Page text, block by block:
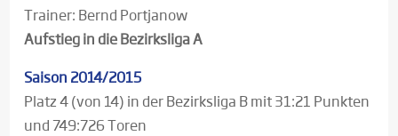
Trainer: Bernd Portjanow
Aufstieg in die Bezirksliga A
Saison 2014/2015
Platz 4 (von 14) in der Bezirksliga B mit 31:21 Punkten
und 749:726 Toren